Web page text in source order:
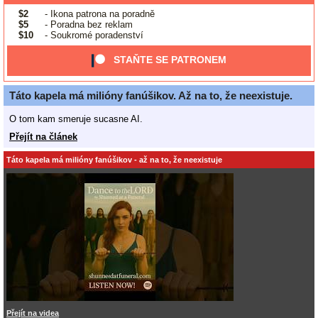
$2
- Ikona patrona na poradně
$5
- Poradna bez reklam
$10
- Soukromé poradenství
STAŇTE SE PATRONEM
Táto kapela má milióny fanúšikov. Až na to, že neexistuje.
O tom kam smeruje sucasne AI.
Přejít na článek
Táto kapela má milióny fanúšikov - až na to, že neexistuje
Přejít na videa